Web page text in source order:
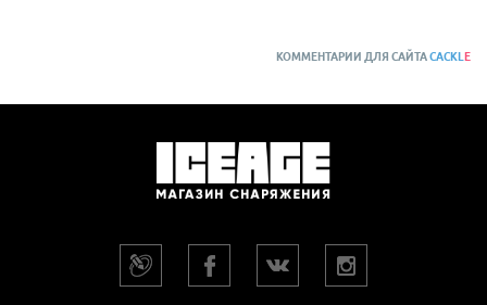
КОММЕНТАРИИ ДЛЯ САЙТАCACKL E